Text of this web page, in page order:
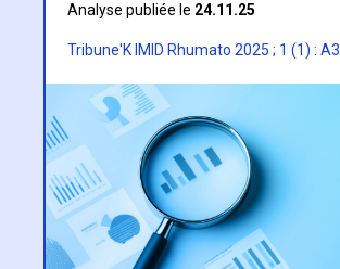
Analyse publiée le 24.11.25
Tribune'K IMID Rhumato 2025 ; 1 (1) : A3